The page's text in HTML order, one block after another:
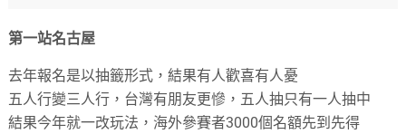
第一站名古屋
去年報名是以抽籤形式，結果有人歡喜有人憂
五人行變三人行，台灣有朋友更慘，五人抽只有一人抽中
結果今年就一改玩法，海外參賽者3000個名額先到先得